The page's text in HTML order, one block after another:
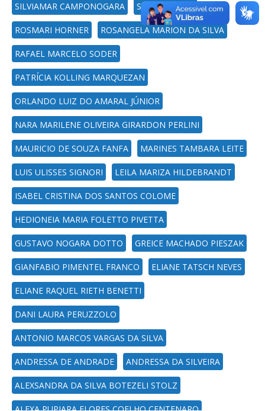
SILVIAMAR CAMPONOGARA SILOMAR ILHA
ROSMARI HORNER ROSANGELA MARION DA SILVA
RAFAEL MARCELO SODER
PATRÍCIA KOLLING MARQUEZAN
ORLANDO LUIZ DO AMARAL JÚNIOR
NARA MARILENE OLIVEIRA GIRARDON PERLINI
MAURICIO DE SOUZA FANFA MARINES TAMBARA LEITE
LUIS ULISSES SIGNORI LEILA MARIZA HILDEBRANDT
ISABEL CRISTINA DOS SANTOS COLOME
HEDIONEIA MARIA FOLETTO PIVETTA
GUSTAVO NOGARA DOTTO GREICE MACHADO PIESZAK
GIANFABIO PIMENTEL FRANCO ELIANE TATSCH NEVES
ELIANE RAQUEL RIETH BENETTI
DANI LAURA PERUZZOLO
ANTONIO MARCOS VARGAS DA SILVA
ANDRESSA DE ANDRADE ANDRESSA DA SILVEIRA
ALEXSANDRA DA SILVA BOTEZELI STOLZ